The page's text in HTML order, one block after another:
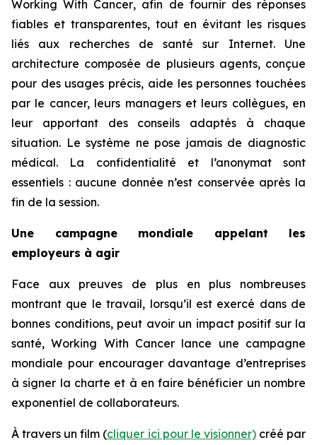
Working With Cancer, afin de fournir des réponses
fiables et transparentes, tout en évitant les risques
liés aux recherches de santé sur Internet. Une
architecture composée de plusieurs agents, conçue
pour des usages précis, aide les personnes touchées
par le cancer, leurs managers et leurs collègues, en
leur apportant des conseils adaptés à chaque
situation. Le système ne pose jamais de diagnostic
médical. La confidentialité et l’anonymat sont
essentiels : aucune donnée n’est conservée après la
fin de la session.
Une campagne mondiale appelant les
employeurs à agir
Face aux preuves de plus en plus nombreuses
montrant que le travail, lorsqu’il est exercé dans de
bonnes conditions, peut avoir un impact positif sur la
santé,Working With Cancer lance une campagne
mondiale pour encourager davantage d’entreprises
à signer la charte et à en faire bénéficier un nombre
exponentiel de collaborateurs.
À travers un film (cliquer ici pour le visionner)créé par